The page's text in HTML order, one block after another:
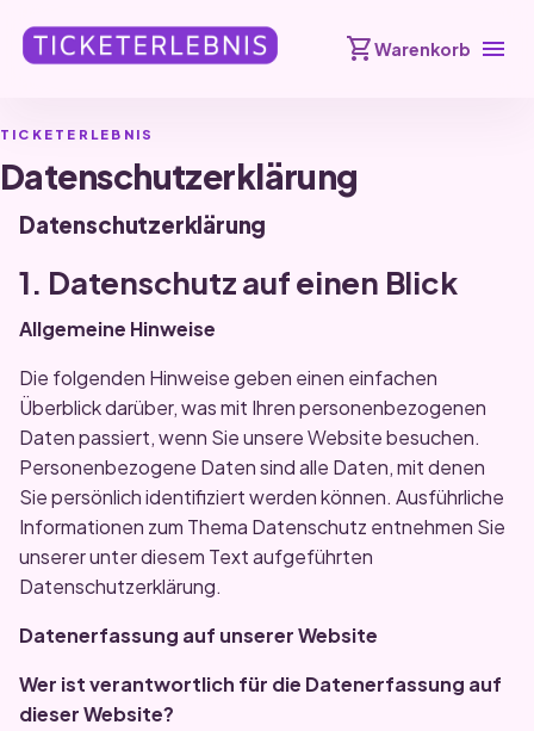
shopping_cartWarenkorb menu
TICKETERLEBNIS
Datenschutzerklärung
Datenschutzerklärung
1. Datenschutz auf einen Blick
Allgemeine Hinweise
Die folgenden Hinweise geben einen einfachen
Überblick darüber, was mit Ihren personenbezogenen
Daten passiert, wenn Sie unsere Website besuchen.
Personenbezogene Daten sind alle Daten, mit denen
Sie persönlich identifiziert werden können. Ausführliche
Informationen zum Thema Datenschutz entnehmen Sie
unserer unter diesem Text aufgeführten
Datenschutzerklärung.
Datenerfassung auf unserer Website
Wer ist verantwortlich für die Datenerfassung auf
dieser Website?